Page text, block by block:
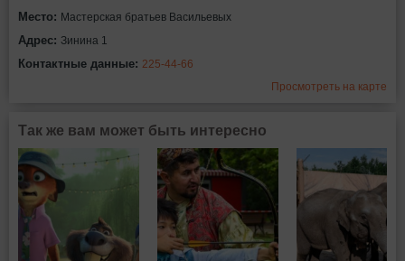
Место: Мастерская братьев Васильевых
Адрес: Зинина 1
Контактные данные: 225-44-66
Просмотреть на карте
Так же вам может быть интересно